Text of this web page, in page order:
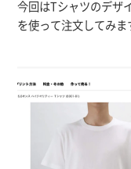
今回はTシャツのデザ
を使って注文してみま